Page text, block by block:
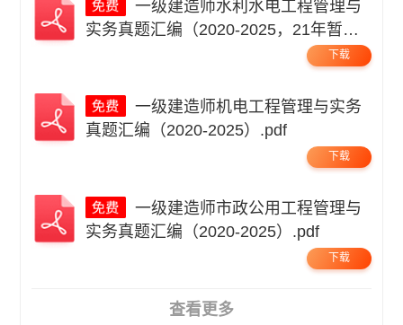
一级建造师水利水电工程管理与
实务真题汇编（2020-2025，21年暂
下载
一级建造师机电工程管理与实务
真题汇编（2020-2025）.pdf
下载
一级建造师市政公用工程管理与
实务真题汇编（2020-2025）.pdf
下载
查看更多